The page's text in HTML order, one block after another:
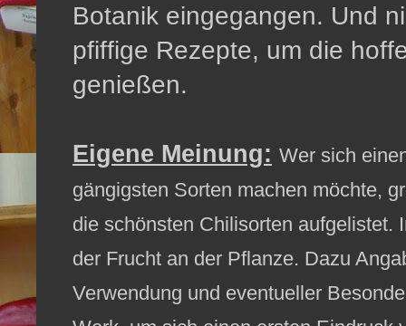
Botanik eingegangen. Und
pfiffige Rezepte, um die
genießen.
Eigene Meinung: Wer sich
gängigsten Sorten machen möchte,
die schönsten Chilisorten aufgelistet.
der Frucht an der Pflanze. Dazu
Verwendung und eventueller